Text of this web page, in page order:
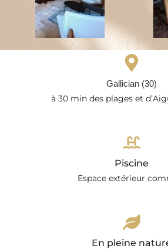
Gallician (30)
à 30 min des plages et
Piscine
Espace extérieur
En pleine